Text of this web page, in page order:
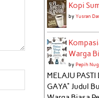
Kopi
by Yusran
Warga
by Pepih
MELAJU
GAYA" Judul